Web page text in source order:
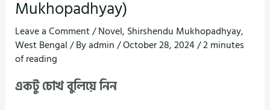
Mukhopadhyay)
Leave a Comment/Novel, Shirshendu Mukhopadhyay,
West Bengal/ Byadmin/October 28, 2024/2 minutes
of reading
একটু চোখ বুলিয়ে নিন